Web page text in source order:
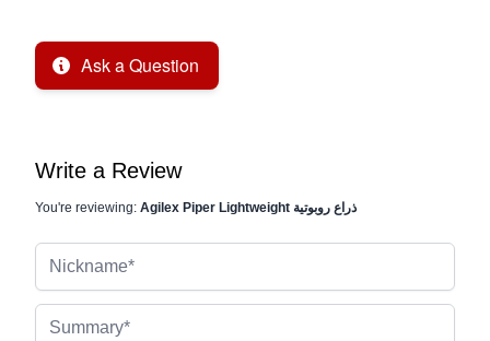
Ask a Question
Write a Review
You're reviewing: Agilex Piper Lightweight ذراع روبوتية